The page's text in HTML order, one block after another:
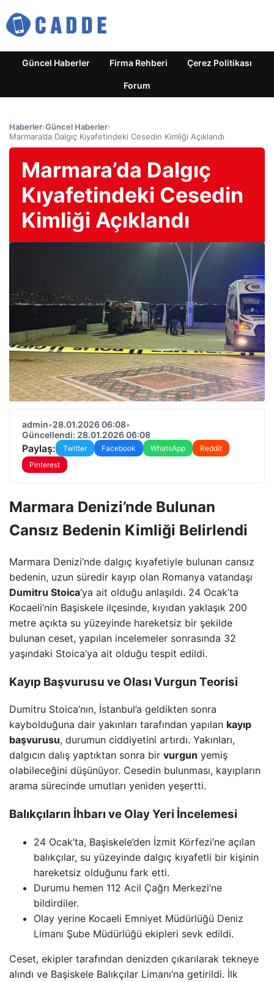
Güncel Haberler Firma Rehberi Çerez Politikası
Forum
Haberler›Güncel Haberler›
Marmara’da Dalgıç Kıyafetindeki Cesedin Kimliği Açıklandı
Marmara’da Dalgıç
Kıyafetindeki Cesedin
Kimliği Açıklandı
admin•28.01.2026 06:08•
Güncellendi: 28.01.2026 06:08
Paylaş: Twitter Facebook WhatsApp
Reddit
Pinterest
Marmara Denizi’nde Bulunan
Cansız Bedenin Kimliği Belirlendi
Marmara Denizi’nde dalgıç kıyafetiyle bulunan cansız
bedenin, uzun süredir kayıp olan Romanya vatandaşı
Dumitru Stoica‘ya ait olduğu anlaşıldı. 24 Ocak’ta
Kocaeli’nin Başiskele ilçesinde, kıyıdan yaklaşık 200
metre açıkta su yüzeyinde hareketsiz bir şekilde
bulunan ceset, yapılan incelemeler sonrasında 32
yaşındaki Stoica’ya ait olduğu tespit edildi.
Kayıp Başvurusu ve Olası Vurgun Teorisi
Dumitru Stoica’nın, İstanbul’a geldikten sonra
kaybolduğuna dair yakınları tarafından yapılan kayıp
başvurusu, durumun ciddiyetini artırdı. Yakınları,
dalgıcın dalış yaptıktan sonra bir vurgun yemiş
olabileceğini düşünüyor. Cesedin bulunması, kayıpların
arama sürecinde umutları yeniden yeşertti.
Balıkçıların İhbarı ve Olay Yeri İncelemesi
24 Ocak’ta, Başiskele’den İzmit Körfezi’ne açılan
balıkçılar, su yüzeyinde dalgıç kıyafetli bir kişinin
hareketsiz olduğunu fark etti.
Durumu hemen 112 Acil Çağrı Merkezi’ne
bildirdiler.
Olay yerine Kocaeli Emniyet Müdürlüğü Deniz
Limanı Şube Müdürlüğü ekipleri sevk edildi.
Ceset, ekipler tarafından denizden çıkarılarak tekneye
alındı ve Başiskele Balıkçılar Limanı’na getirildi. İlk